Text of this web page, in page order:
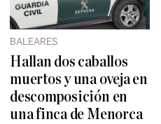
BALEARES
Hallan dos caballos
muertos y una oveja en
descomposición en
una finca de Menorca